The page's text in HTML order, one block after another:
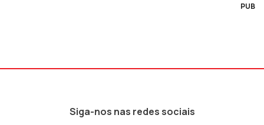
PUB
Siga-nos nas redes sociais